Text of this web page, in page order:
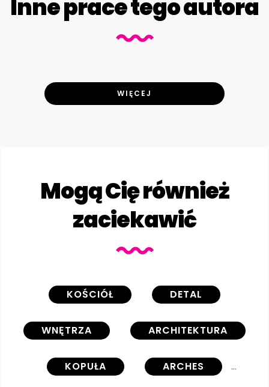
Inne prace tego autora
WIĘCEJ
Mogą Cię również
zaciekawić
KOŚCIÓŁ DETAL
WNĘTRZA ARCHITEKTURA
KOPUŁA ARCHES